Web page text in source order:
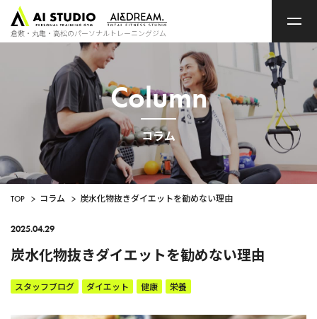
ッ
ペ
ー
ジ
倉敷・丸亀・高松のパーソナルトレーニングジム
Column
コラム
TOP > コラム > 炭水化物抜きダイエットを勧めない理由
2025.04.29
炭水化物抜きダイエットを勧めない理由
スタッフブログ ダイエット 健康 栄養